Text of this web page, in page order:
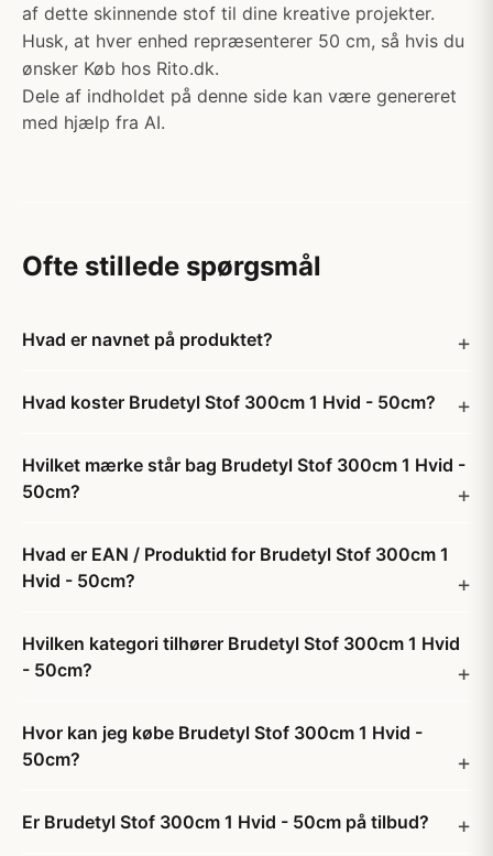
af dette skinnende stof til dine kreative projekter.
Husk, at hver enhed repræsenterer 50 cm, så hvis du
ønsker Køb hos Rito.dk.
Dele af indholdet på denne side kan være genereret
med hjælp fra AI.
Ofte stillede spørgsmål
Hvad er navnet på produktet?
Hvad koster Brudetyl Stof 300cm 1 Hvid - 50cm?
Hvilket mærke står bag Brudetyl Stof 300cm 1 Hvid -
50cm?
Hvad er EAN / Produktid for Brudetyl Stof 300cm 1
Hvid - 50cm?
Hvilken kategori tilhører Brudetyl Stof 300cm 1 Hvid
- 50cm?
Hvor kan jeg købe Brudetyl Stof 300cm 1 Hvid -
50cm?
Er Brudetyl Stof 300cm 1 Hvid - 50cm på tilbud?